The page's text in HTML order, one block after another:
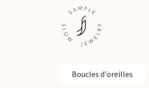
Boucles d'oreilles